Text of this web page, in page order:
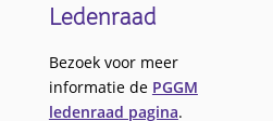
Ledenraad
Bezoek voor meer
informatie de PGGM
ledenraad pagina.